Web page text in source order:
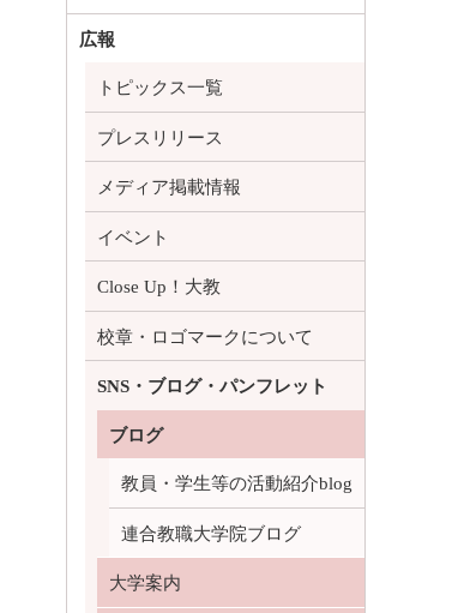
広報
トピックス一覧
プレスリリース
メディア掲載情報
イベント
Close Up！大教
校章・ロゴマークについて
SNS・ブログ・パンフレット
ブログ
教員・学生等の活動紹介blog
連合教職大学院ブログ
大学案内